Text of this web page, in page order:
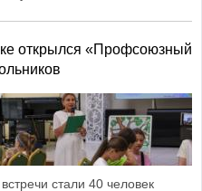
открылся «Профсоюзный
стали 40 человек